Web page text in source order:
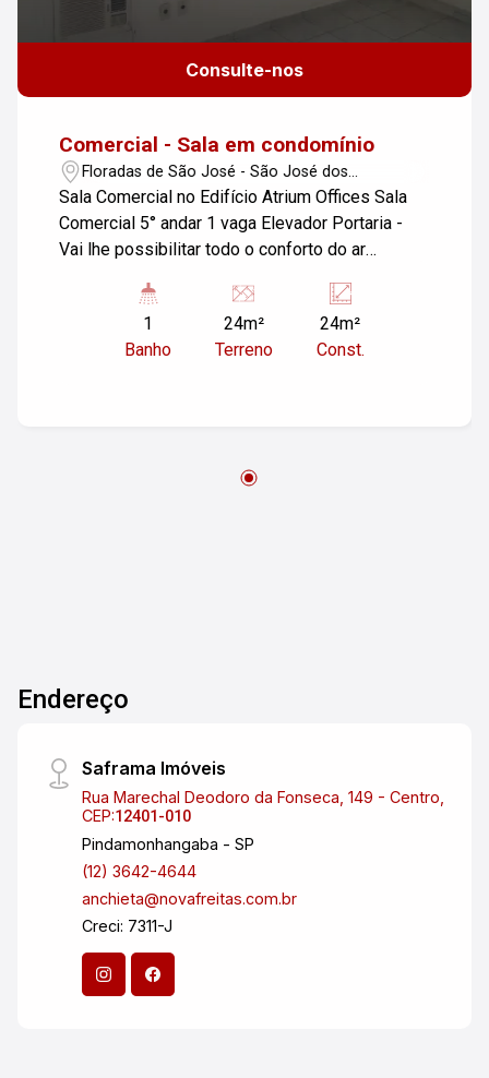
Consulte-nos
Comercial - Sala em condomínio
Floradas de São José - São José dos
Campos/SP
Sala Comercial no Edifício Atrium Offices Sala
Comercial 5° andar 1 vaga Elevador Portaria -
Vai lhe possibilitar todo o conforto do ar
1
Banho
24m²
Terreno
24m²
Const.
Endereço
Saframa Imóveis
Rua Marechal Deodoro da Fonseca, 149 - Centro,
CEP:12401-010
Pindamonhangaba - SP
(12) 3642-4644
anchieta@novafreitas.com.br
Creci: 7311-J